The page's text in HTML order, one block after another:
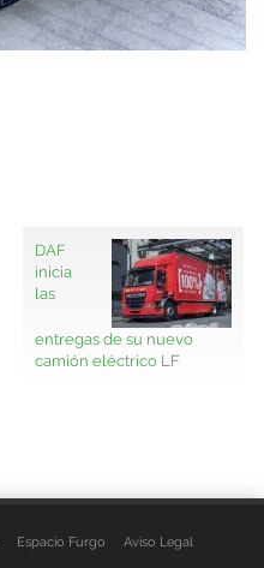
DAF
inicia
las
entregas de su nuevo
camión eléctrico LF
Espacio Furgo Aviso Legal